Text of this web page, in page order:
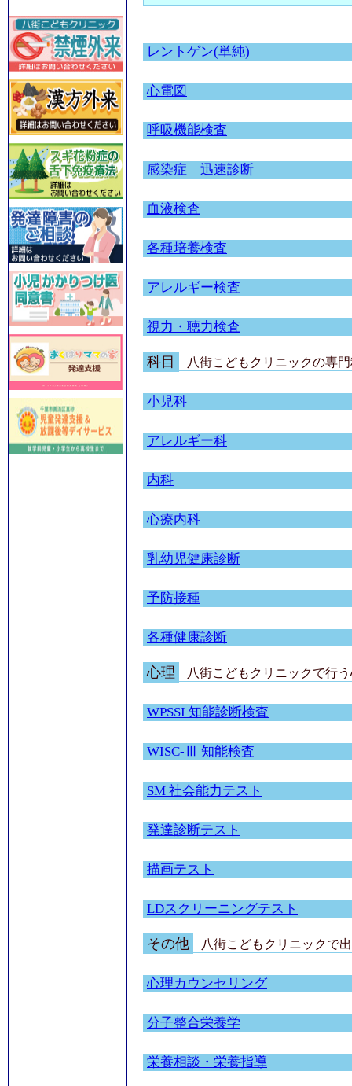
レントゲン(単純)
心電図
呼吸機能検査
感染症 迅速診断
血液検査
各種培養検査
アレルギー検査
視力・聴力検査
科目 八街こどもクリニックの専
小児科
アレルギー科
内科
心療内科
乳幼児健康診断
予防接種
各種健康診断
心理 八街こどもクリニックで行
WPSSI 知能診断検査
WISC-Ⅲ 知能検査
SM 社会能力テスト
発達診断テスト
描画テスト
LDスクリーニングテスト
その他 八街こどもクリニックで
心理カウンセリング
分子整合栄養学
栄養相談・栄養指導